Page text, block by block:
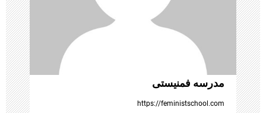
ه‌
ه
ا
مدرسه فمنیستی
https://feministschool.com